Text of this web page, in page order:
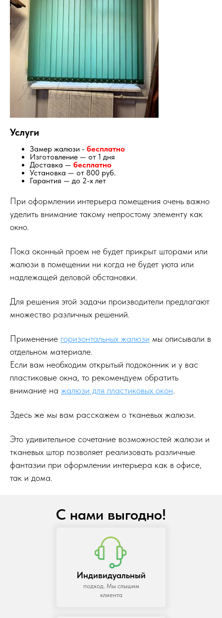
Услуги
Замер жалюзи - бесплатно
Изготовление — от 1 дня
Доставка — бесплатно
Установка — от 800 руб.
Гарантия — до 2-х лет
При оформлении интерьера помещения очень важно
уделить внимание такому непростому элементу как
окно.
Пока оконный проем не будет прикрыт шторами или
жалюзи в помещении ни когда не будет уюта или
надлежащей деловой обстановки.
Для решения этой задачи производители предлагают
множество различных решений.
Применение горизонтальных жалюзи мы описывали в
отдельном материале.
Если вам необходим открытый подоконник и у вас
пластиковые окна, то рекомендуем обратить
внимание на жалюзи для пластиковых окон
Здесь же мы вам расскажем о тканевых жалюзи.
Это удивительное сочетание возможностей жалюзи и
тканевых штор позволяет реализовать различные
фантазии при оформлении интерьера как в офисе,
так и дома.
подход. Мы слышим
клиента
Индивидуальный
С нами выгодно!